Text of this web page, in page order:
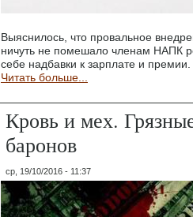
Выяснилось, что провальное
ничуть не помешало членам НАПК
себе надбавки к зарплате и премии.
Читать больше...
Кровь и мех.
баронов
ср, 19/10/2016 - 11:37